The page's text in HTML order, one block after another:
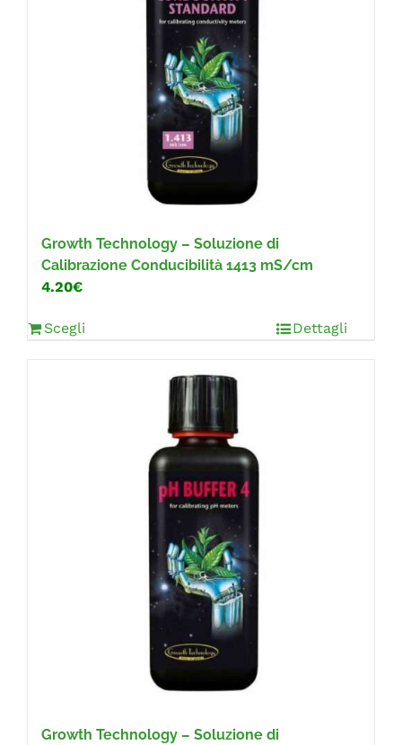
Growth Technology – Soluzione di
Calibrazione Conducibilità 1413 mS/cm
4.20€
Scegli Dettagli
Growth Technology – Soluzione di